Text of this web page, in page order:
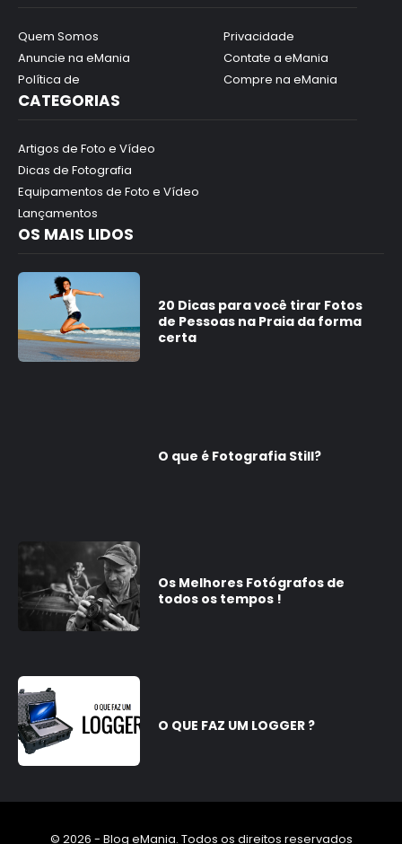
Quem Somos
Anuncie na eMania
Política de
Privacidade
Contate a eMania
Compre na eMania
CATEGORIAS
Artigos de Foto e Vídeo
Dicas de Fotografia
Equipamentos de Foto e Vídeo
Lançamentos
OS MAIS LIDOS
20 Dicas para você tirar Fotos
de Pessoas na Praia da forma
certa
O que é Fotografia Still?
Os Melhores Fotógrafos de
todos os tempos !
O QUE FAZ UM LOGGER ?
© 2026 - Blog eMania. Todos os direitos reservados